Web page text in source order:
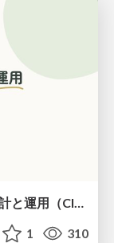
Advanced：マルチエージェントの設計と運用（Claude Code）
1 310